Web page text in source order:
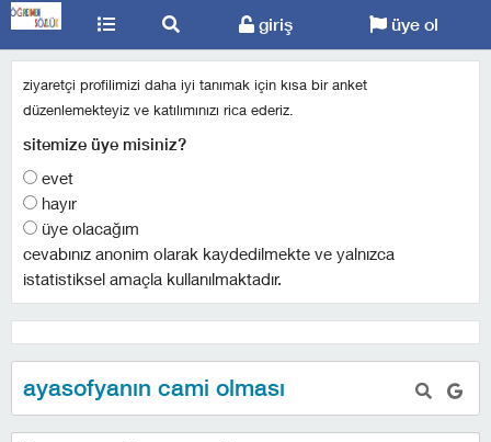
giriş üye ol
ziyaretçi profilimizi daha iyi tanımak için kısa bir anket
düzenlemekteyiz ve katılımınızı rica ederiz.
sitemize üye misiniz?
evet
hayır
üye olacağım
cevabınız anonim olarak kaydedilmekte ve yalnızca
istatistiksel amaçla kullanılmaktadır.
ayasofyanın cami olması